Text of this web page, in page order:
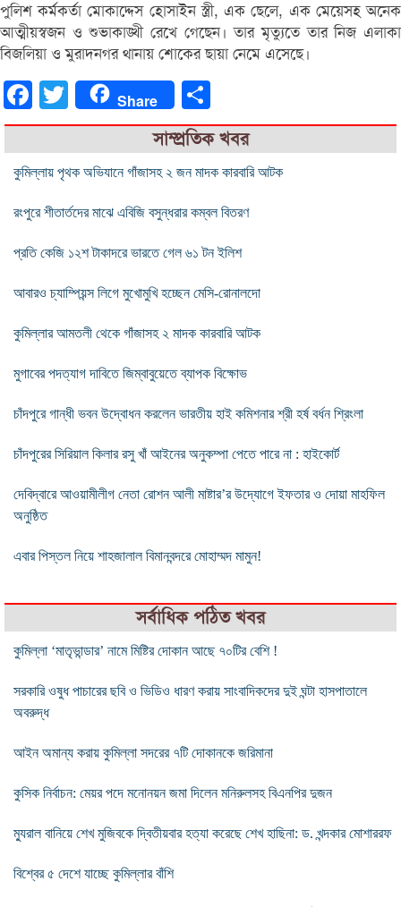
পুলিশ কর্মকর্তা মোকাদ্দেস হোসাইন স্ত্রী, এক ছেলে, এক মেয়েসহ অনেক
আত্মীয়স্বজন ও শুভাকাঙ্খী রেখে গেছেন। তার মৃত্যুতে তার নিজ এলাকা
বিজলিয়া ও মুরাদনগর থানায় শোকের ছায়া নেমে এসেছে।
FacebookTwitter Share
সাম্প্রতিক খবর
কুমিল্লায় পৃথক অভিযানে গাঁজাসহ ২ জন মাদক কারবারি আটক
রংপুরে শীতার্তদের মাঝে এবিজি বসুন্ধরার কম্বল বিতরণ
প্রতি কেজি ১২শ টাকাদরে ভারতে গেল ৬১ টন ইলিশ
আবারও চ্যাম্পিয়ন্স লিগে মুখোমুখি হচ্ছেন মেসি-রোনালদো
কুমিল্লার আমতলী থেকে গাঁজাসহ ২ মাদক কারবারি আটক
মুগাবের পদত্যাগ দাবিতে জিম্বাবুয়েতে ব্যাপক বিক্ষোভ
চাঁদপুরে গান্ধী ভবন উদ্বোধন করলেন ভারতীয় হাই কমিশনার শ্রী হর্ষ বর্ধন শ্রিংলা
চাঁদপুরের সিরিয়াল কিলার রসু খাঁ আইনের অনুকম্পা পেতে পারে না : হাইকোর্ট
দেবিদ্বারে আওয়ামীলীগ নেতা রোশন আলী মাষ্টার’র উদ্যোগে ইফতার ও দোয়া মাহফিল
অনুষ্ঠিত
এবার পিস্তল নিয়ে শাহজালাল বিমানবন্দরে মোহাম্মদ মামুন!
সর্বাধিক পঠিত খবর
কুমিল্লা ‘মাতৃভান্ডার’ নামে মিষ্টির দোকান আছে ৭০টির বেশি !
সরকারি ওষুধ পাচারের ছবি ও ভিডিও ধারণ করায় সাংবাদিকদের দুই ঘন্টা হাসপাতালে
অবরুদ্ধ
আইন অমান্য করায় কুমিল্লা সদরের ৭টি দোকানকে জরিমানা
কুসিক নির্বাচন: মেয়র পদে মনোনয়ন জমা দিলেন মনিরুলসহ বিএনপির দুজন
ম্যুরাল বানিয়ে শেখ মুজিবকে দ্বিতীয়বার হত্যা করেছে শেখ হাছিনা: ড. খন্দকার মোশাররফ
বিশ্বের ৫ দেশে যাচ্ছে কুমিল্লার বাঁশি